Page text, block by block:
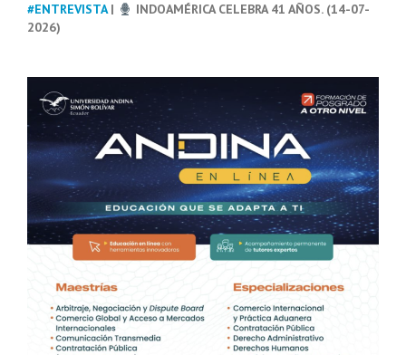
#ENTREVISTA|
INDOAMÉRICA CELEBRA 41 AÑOS. (14-07-
2026)